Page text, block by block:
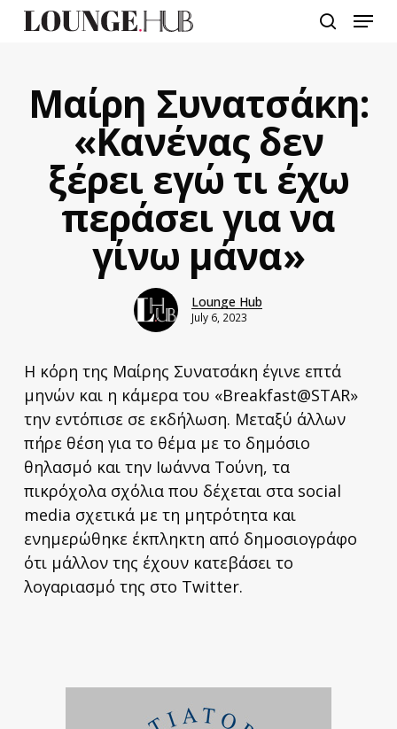
Menu
Μαίρη Συνατσάκη:
«Κανένας δεν
ξέρει εγώ τι έχω
περάσει για να
γίνω μάνα»
Lounge Hub
July 6, 2023
Η κόρη της Μαίρης Συνατσάκη έγινε επτά
μηνών και η κάμερα του «Breakfast@STAR»
την εντόπισε σε εκδήλωση. Μεταξύ άλλων
πήρε θέση για το θέμα με το δημόσιο
θηλασμό και την Ιωάννα Τούνη, τα
πικρόχολα σχόλια που δέχεται στα social
media σχετικά με τη μητρότητα και
ενημερώθηκε έκπληκτη από δημοσιογράφο
ότι μάλλον της έχουν κατεβάσει το
λογαριασμό της στο Twitter.